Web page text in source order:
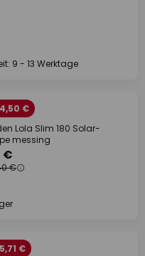
9 - 13 Werktage
€
Lola Slim 180 Solar-
messing
€
€
€